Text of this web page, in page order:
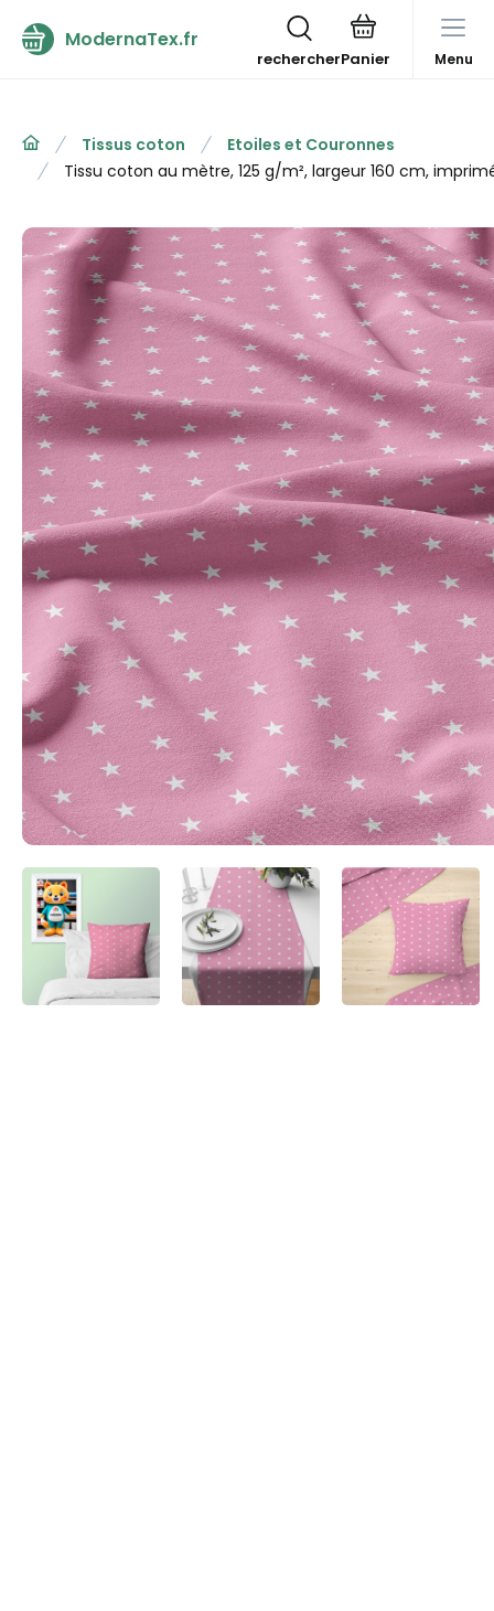
ModernaTex.fr
rechercher Menu
Tissus coton
Etoiles et Couronnes
Tissu coton au mètre, 125 g/m², largeur 160 cm,